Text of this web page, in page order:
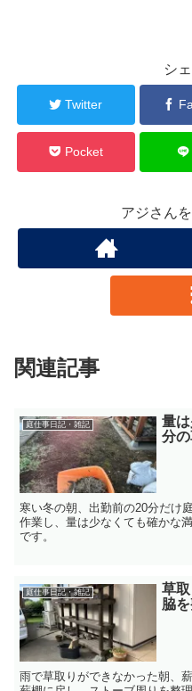
シ
Twitter
Pocket
アジさん
関連記事
庭仕事日記・雑記
量
分
寒い冬の朝、出勤前の20分だけ
作業し、量は少なくても確かな
です。
庭仕事日記・雑記
草
脇
雨で草取りができなかった朝、